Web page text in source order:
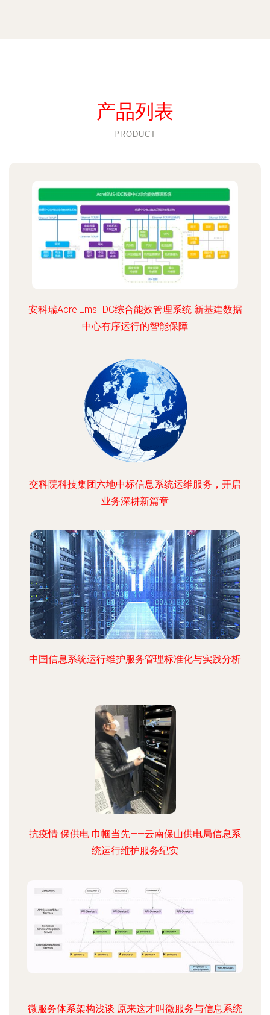
产品列表
PRODUCT
安科瑞AcrelEms IDC综合能效管理系统 新基建数据
中心有序运行的智能保障
交科院科技集团六地中标信息系统运维服务，开启
业务深耕新篇章
中国信息系统运行维护服务管理标准化与实践分析
抗疫情 保供电 巾帼当先——云南保山供电局信息系
统运行维护服务纪实
微服务体系架构浅谈 原来这才叫微服务与信息系统